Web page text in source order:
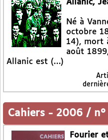
Allanic,
Né à
octobre
14), mort
août
Allanic est (…)
Cahiers - 2006 / n°
Fourier